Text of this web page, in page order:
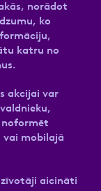
norādot
ko
katru no
akcijai var
vai mobilajā
aicināti